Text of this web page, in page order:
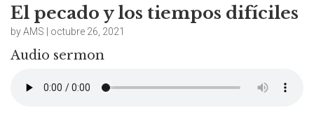
El pecado y los tiempos difíciles
by AMS | octubre 26, 2021
Audio sermon